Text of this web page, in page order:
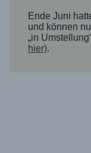
Ende Juni
und können
„in
hier).